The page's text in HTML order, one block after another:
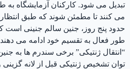
تبدیل می شود. کارکنان آزمایشگاه
می کنند تا مطمئن شوند که طبق
حدود پنج روز، جنین سالم جنینی است
طور فعال به تقسیم خود ادامه می
“انتقال ژنتیکی” برخی سندرم ها به
توان تشخیص ژنتیکی قبل از لانه گزینی